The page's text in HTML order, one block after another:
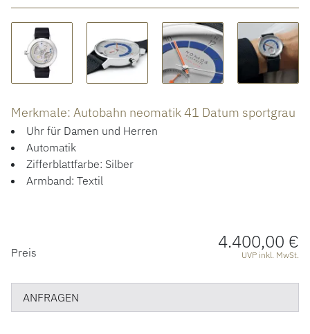
HOCHZEIT
ACCESSOIRES
ÜBER UNS
Merkmale: Autobahn neomatik 41 Datum sportgrau
Uhr für Damen und Herren
Automatik
Zifferblattfarbe: Silber
Armband: Textil
PREISINFORMATIONEN
Preis 4.400,00 €
UVP inkl. MwSt.
ANFRAGEN